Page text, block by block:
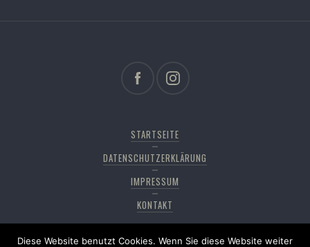
STARTSEITE
DATENSCHUTZERKLÄRUNG
IMPRESSUM
KONTAKT
Diese Website benutzt Cookies. Wenn Sie diese Website weiter